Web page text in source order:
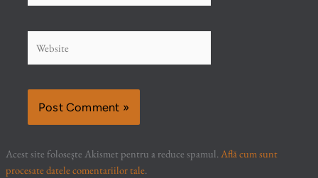
Acest site folosește Akismet pentru a reduce spamul.Află cum sunt
procesate datele comentariilor tale.